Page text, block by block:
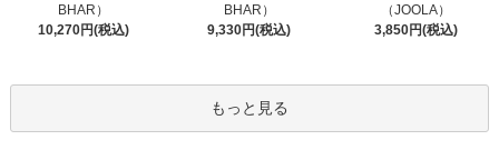
BHAR）
10,270円(税込)
BHAR）
9,330円(税込)
（JOOLA）
3,850円(税込)
もっと見る